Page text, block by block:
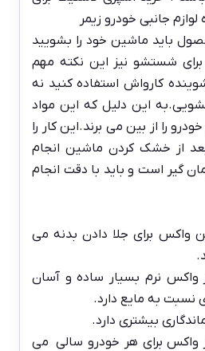
جانبی خودرو زیمر
باید ماشین خود را بشویید
شستشو نیز این نکته مهم
کارواش استفاده کنید نه
این دلیل که این مواد
را از بین می برند.این کار را
از خشک کردن ماشین انجام
گیر است و باید با دقت انجام
واکس برای جلا دادن بدنه می
واکس نرم بسیار ساده و آسان
نسبت به مایع دارد.
بیشتری دارد.
واکس برای هر خودرو سالی می